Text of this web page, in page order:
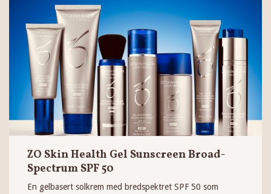
ZO Skin Health Gel Sunscreen Broad-
Spectrum SPF 50
En gelbasert solkrem med bredspektret SPF 50 som